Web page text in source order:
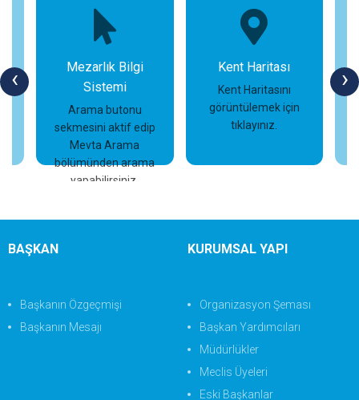
‹ ›
Mezarlık Bilgi
Sistemi
Arama butonu
sekmesini aktif edip
Mevta Arama
bölümünden arama
yapabilirsiniz.
İncele
Kent Haritası
Kent Haritasını
görüntülemek için
tıklayınız.
BAŞKAN
Başkanın Özgeçmişi
Başkanın Mesajı
KURUMSAL YAPI
Organizasyon Şeması
Başkan Yardımcıları
Müdürlükler
Meclis Üyeleri
Eski Başkanlar